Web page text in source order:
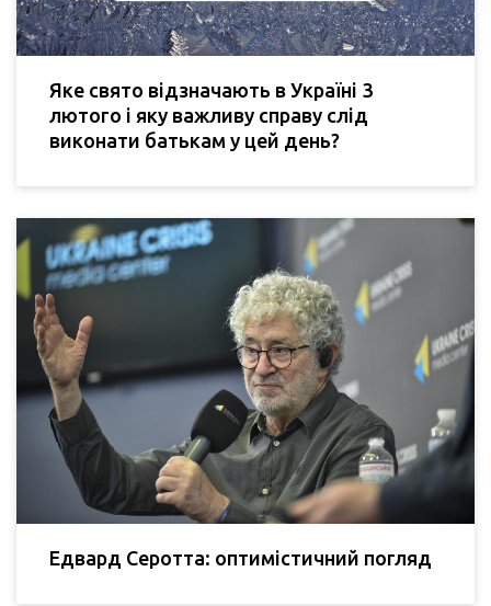
Яке свято відзначають в Україні 3
лютого і яку важливу справу слід
виконати батькам у цей день?
Едвард Серотта: оптимістичний погляд